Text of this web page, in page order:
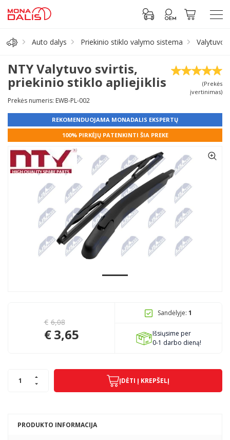
Alyva, tepalai
Antifrizas
Akumuliatorius
Padangos
Prisijungti prie paskyros
Pagojo k., Uosių g. 124, Kelmės raj.
Auto dalys Priekinio stiklo valymo sistema Valytuvo
NTY Valytuvo svirtis,
priekinio stiklo apliejiklis
(Prekės
įvertinimas)
Prekės numeris: EWB-PL-002
REKOMENDUOJAMA MONADALIS EKSPERTŲ
100% PIRKĖJŲ PATENKINTI ŠIA PREKE
PRODUKTO INFORMACIJA
€ 6,08
€3,65
Sandėlyje: 1
Išsiųsime per
0-1 darbo dieną!
ĮDĖTI Į KREPŠELĮ